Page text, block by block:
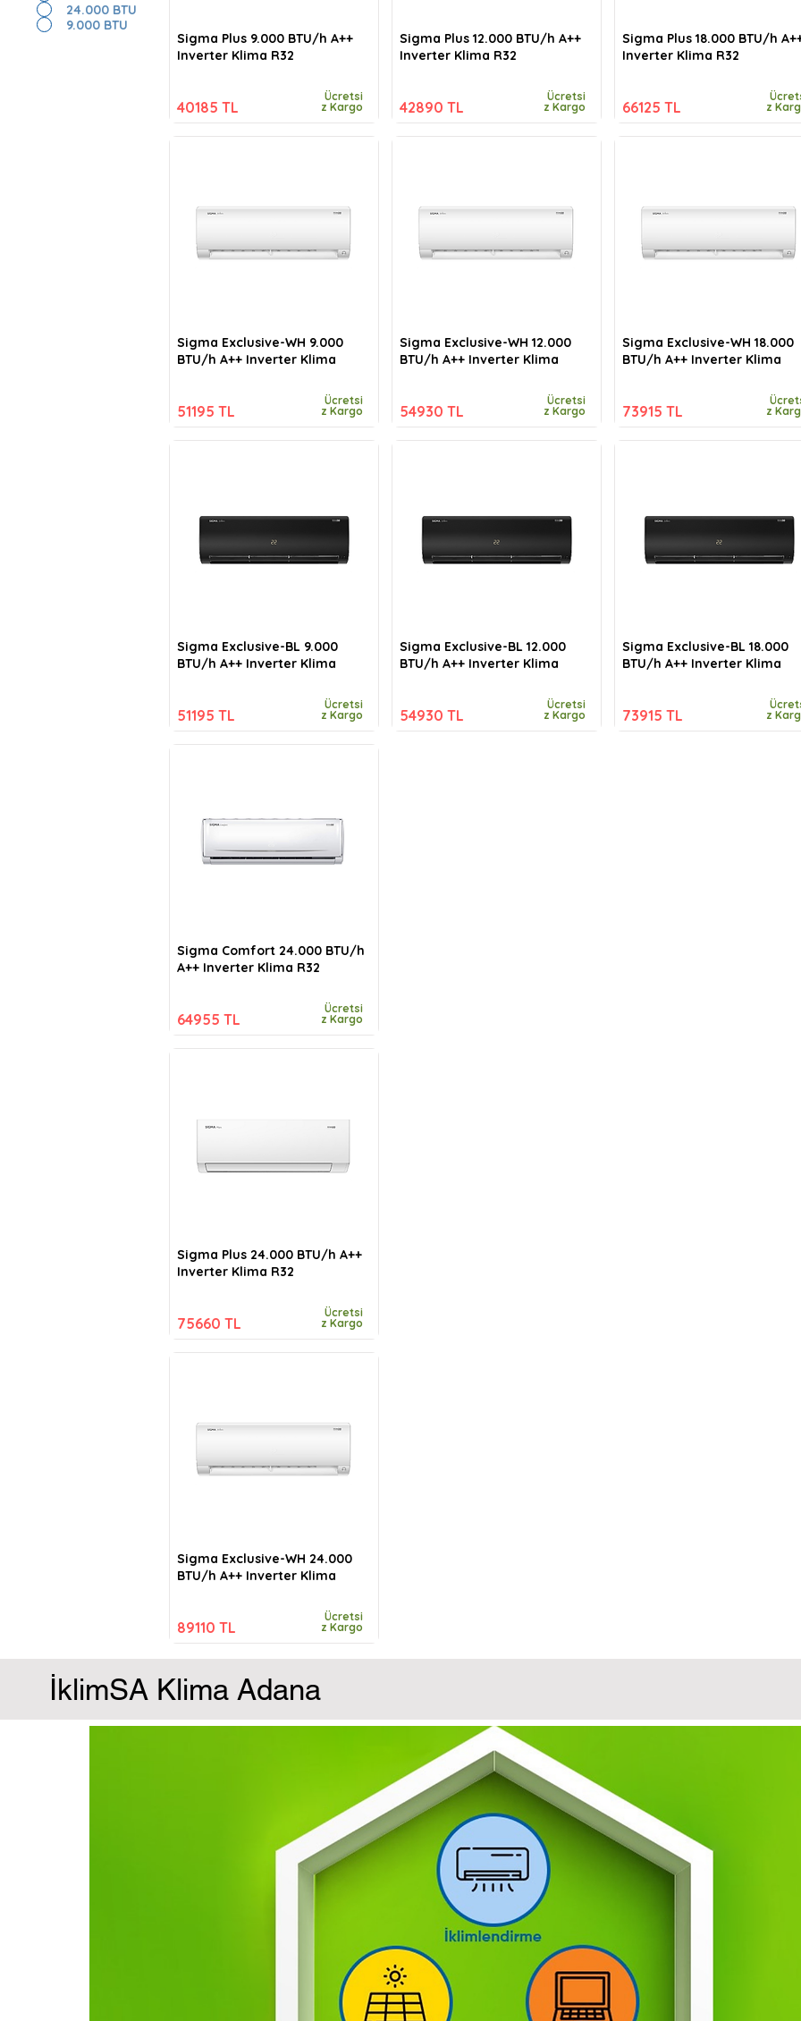
24.000 BTU
9.000 BTU
Sigma Plus 9.000 BTU/h A++
Inverter Klima R32
40185 TL
Ücretsi
z Kargo
Sigma Exclusive-WH 9.000
BTU/h A++ Inverter Klima
51195 TL
Ücretsi
z Kargo
Sigma Exclusive-BL 9.000
BTU/h A++ Inverter Klima
51195 TL
Ücretsi
z Kargo
Sigma Plus 12.000 BTU/h A++
Inverter Klima R32
42890 TL
Ücretsi
z Kargo
Sigma Exclusive-WH 12.000
BTU/h A++ Inverter Klima
54930 TL
Ücretsi
z Kargo
Sigma Exclusive-BL 12.000
BTU/h A++ Inverter Klima
54930 TL
Ücretsi
z Kargo
Sigma Plus 18.000 BTU/h
Inverter Klima R32
66125 TL
z
Sigma Exclusive-WH 18.000
BTU/h A++ Inverter Klima
73915 TL
z
Sigma Exclusive-BL 18.000
BTU/h A++ Inverter Klima
73915 TL
z
Sigma Comfort 24.000 BTU/h
A++ Inverter Klima R32
64955 TL
Ücretsi
z Kargo
Sigma Plus 24.000 BTU/h A++
Inverter Klima R32
75660 TL
Ücretsi
z Kargo
Sigma Exclusive-WH 24.000
BTU/h A++ Inverter Klima
89110 TL
Ücretsi
z Kargo
İklimSA Klima Adana